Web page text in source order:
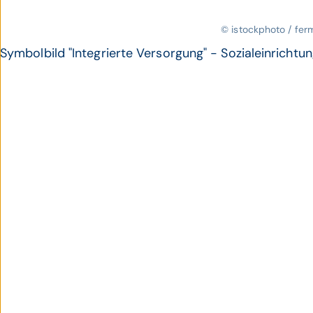
© istockphoto /
Symbolbild "Integrierte Versorgung" -